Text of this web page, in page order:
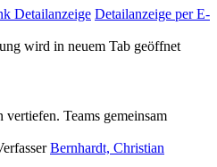
Detailanzeige Detailanzeige per E-
wird in neuem Tab geöffnet
vertiefen. Teams gemeinsam
Bernhardt, Christian